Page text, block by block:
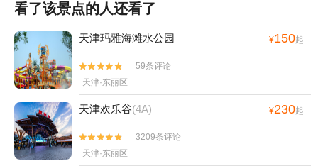
看了该景点的人还看了
天津玛雅海滩水公园 ¥150起


59条评论
天津·东丽区
天津欢乐谷(4A) ¥230起


3209条评论
天津·东丽区